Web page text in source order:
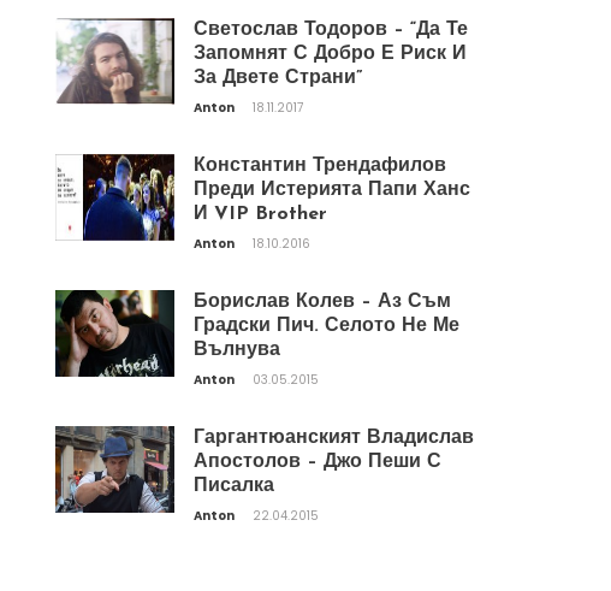
Светослав Тодоров – “Да Те
Запомнят С Добро Е Риск И
За Двете Страни”
Anton 18.11.2017
Константин Трендафилов
Преди Истерията Папи Ханс
И VIP Brother
Anton 18.10.2016
Борислав Колев – Аз Съм
Градски Пич. Селото Не Ме
Вълнува
Anton 03.05.2015
Гаргантюанският Владислав
Апостолов – Джо Пеши С
Писалка
Anton 22.04.2015